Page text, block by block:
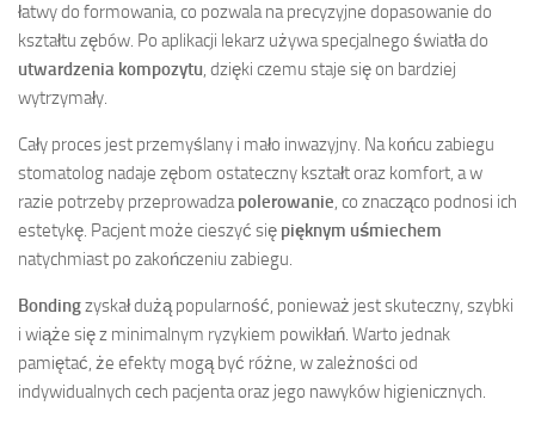
łatwy do formowania, co pozwala na precyzyjne dopasowanie do
kształtu zębów. Po aplikacji lekarz używa specjalnego światła do
utwardzenia kompozytu, dzięki czemu staje się on bardziej
wytrzymały.
Cały proces jest przemyślany i mało inwazyjny. Na końcu zabiegu
stomatolog nadaje zębom ostateczny kształt oraz komfort, a w
razie potrzeby przeprowadzapolerowanie, co znacząco podnosi ich
estetykę. Pacjent może cieszyć się pięknym uśmiechem
natychmiast po zakończeniu zabiegu.
Bondingzyskał dużą popularność, ponieważ jest skuteczny, szybki
i wiąże się z minimalnym ryzykiem powikłań. Warto jednak
pamiętać, że efekty mogą być różne, w zależności od
indywidualnych cech pacjenta oraz jego nawyków higienicznych.